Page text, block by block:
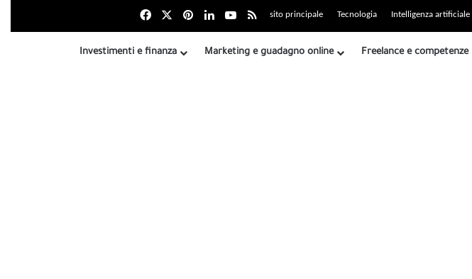
Facebookبينتيريست
LinkedInYoutubeRiepilogo sito RSS
sito principale Tecnologia Intelligenza artificiale
Investimenti e finanza Marketing e guadagno online Freelance e competenze